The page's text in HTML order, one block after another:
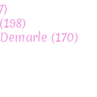
(198)
(170)